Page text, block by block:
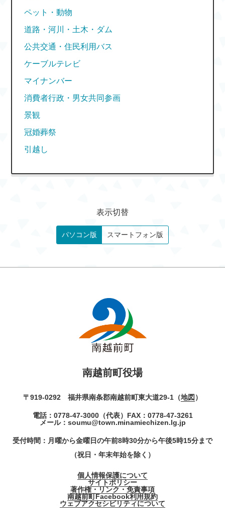
ペット・動物
道路・河川・土木・ダム
公共交通・住民利用バス
ケーブルテレビ
マイナンバー
消費者行政・男女共同参画
景観
冠婚葬祭
引越し
表示切替
パソコン版 スマートフォン版
南越前町役場
〒919-0292 福井県南条郡南越前町東大道29-1（地図 ）
電話： 0778-47-3000（代表） FAX：0778-47-3261
メール： soumu@town.minamiechizen.lg.jp
受付時間：月曜から金曜日の午前8時30分から午後5時15分まで
（祝日・年末年始を除く）
個人情報保護について
サイトポリシー
著作権・リンク・免責事項
南越前町Facebook利用規約
ウェブアクセシビリティについて